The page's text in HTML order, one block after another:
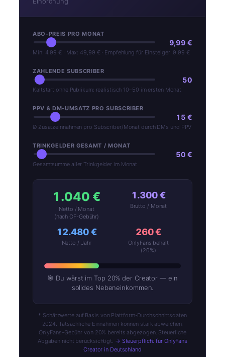
ABO-PREIS PRO MONAT
9,99 €
Min: 4,99 € · Max: 49,99 € · Empfehlung für Einsteiger: 9,99 €
ZAHLENDE SUBSCRIBER
50
Kaltstart ohne Publikum: realistisch 10–50 im ersten Monat
PPV & DM-UMSATZ PRO SUBSCRIBER
15 €
Ø Zusatzeinnahmen pro Subscriber/Monat durch DMs und PPV
TRINKGELDER GESAMT / MONAT
50 €
Gesamtsumme aller Trinkgelder im Monat
1.040 €
Netto / Monat
(nach OF-Gebühr)
1.300 €
Brutto / Monat
12.480 €
Netto / Jahr
260 €
OnlyFans behält
(20%)
🎯 Du wärst im Top 20% der Creator — ein
solides Nebeneinkommen.
* Schätzwerte auf Basis von Plattform-Durchschnittsdaten
2024. Tatsächliche Einnahmen können stark abweichen.
OnlyFans-Gebühr von 20% bereits abgezogen. Steuerliche
Abgaben nicht berücksichtigt. → Steuerpflicht für OnlyFans
Creator in Deutschland